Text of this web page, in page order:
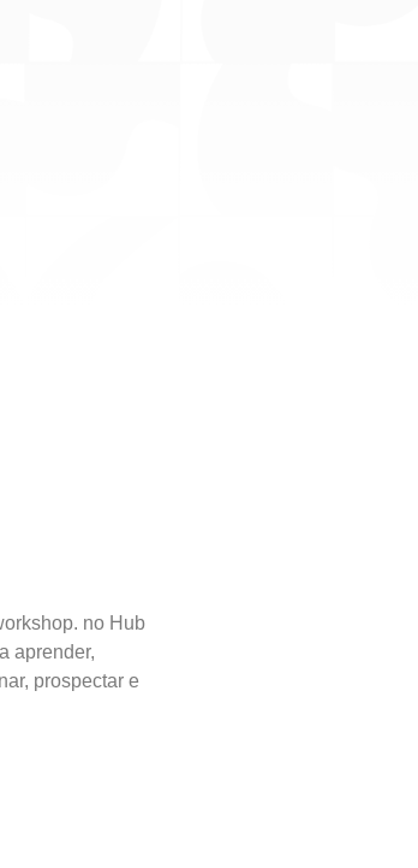
no Hub
aprender,
prospectar e